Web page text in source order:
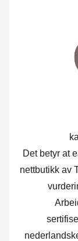
Det betyr at
nettbutikk av